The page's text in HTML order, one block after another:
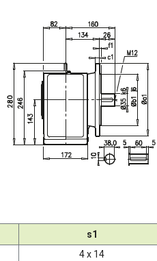
s1
4 x 14